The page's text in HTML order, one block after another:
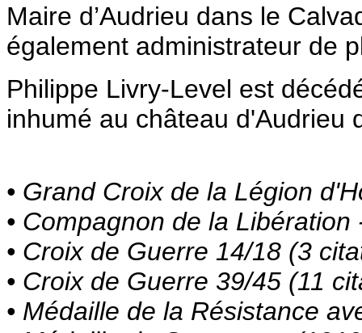
Maire d’Audrieu dans le
également administrateur de
Philippe Livry-Level est
inhumé au château d'Audrieu
• Grand Croix de la Légion
• Compagnon de la
• Croix de Guerre 14/18 (3
• Croix de Guerre 39/45 (11
• Médaille de la Résistance